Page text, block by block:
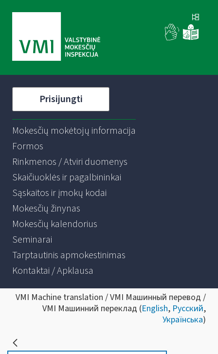
Prisijungti
Mokesčių mokėtojų informacija
Formos
Rinkmenos / Atviri duomenys
Skaičiuoklės ir pagalbininkai
Sąskaitos ir įmokų kodai
Mokesčių žinynas
Mokesčių kalendorius
Seminarai
Tarptautinis apmokestinimas
Kontaktai / Apklausa
VMI Machine translation / VMI Машинный перевод /
VMI Машинний переклад (English, Русский,
Українська)